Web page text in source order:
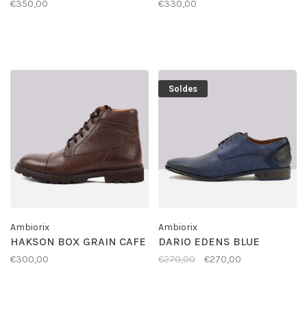
€350,00 €330,00
Ambiorix
HAKSON BOX GRAIN CAFE
€300,00
Soldes
Ambiorix
DARIO EDENS BLUE
€270,00 €270,00